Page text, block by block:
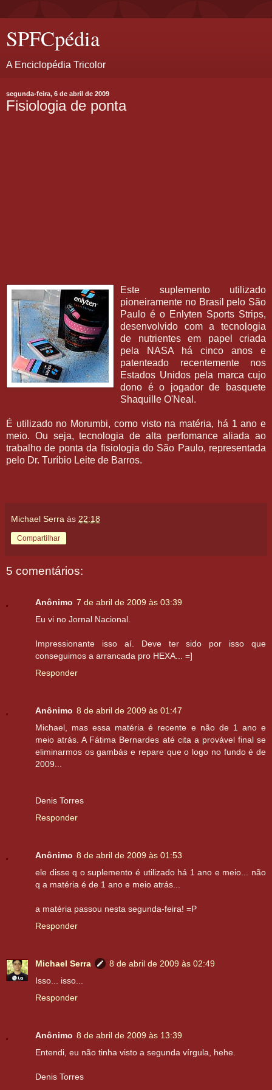
SPFCpédia
A Enciclopédia Tricolor
segunda-feira, 6 de abril de 2009
Fisiologia de ponta
Este suplemento utilizado
pioneiramente no Brasil pelo São
Paulo é o Enlyten Sports Strips,
desenvolvido com a tecnologia
de nutrientes em papel criada
pela NASA há cinco anos e
patenteado recentemente nos
Estados Unidos pela marca cujo
dono é o jogador de basquete
Shaquille O'Neal.
É utilizado no Morumbi, como visto na matéria, há 1 ano e
meio. Ou seja, tecnologia de alta perfomance aliada ao
trabalho de ponta da fisiologia do São Paulo, representada
pelo Dr. Turíbio Leite de Barros.
Michael Serra às 22:18
Compartilhar
5 comentários:
Anônimo 7 de abril de 2009 às 03:39
Eu vi no Jornal Nacional.
Impressionante isso aí. Deve ter sido por isso que
conseguimos a arrancada pro HEXA... =]
Responder
Anônimo 8 de abril de 2009 às 01:47
Michael, mas essa matéria é recente e não de 1 ano e
meio atrás. A Fátima Bernardes até cita a provável final se
eliminarmos os gambás e repare que o logo no fundo é de
2009...
Denis Torres
Responder
Anônimo 8 de abril de 2009 às 01:53
ele disse q o suplemento é utilizado há 1 ano e meio... não
q a matéria é de 1 ano e meio atrás...
a matéria passou nesta segunda-feira! =P
Responder
Michael Serra
8 de abril de 2009 às 02:49
Isso... isso...
Responder
Anônimo 8 de abril de 2009 às 13:39
Entendi, eu não tinha visto a segunda vírgula, hehe.
Denis Torres